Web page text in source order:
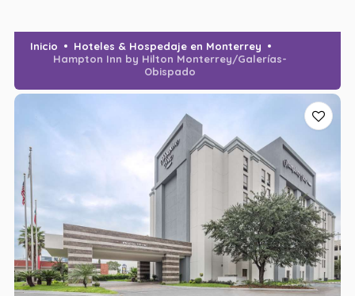
Inicio
Hoteles & Hospedaje en Monterrey
Hampton Inn by Hilton Monterrey/Galerías-
Obispado